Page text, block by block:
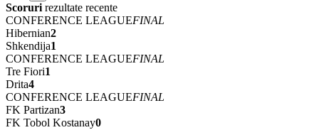
Scoruri rezultate recente
CONFERENCE LEAGUEFINAL
Hibernian2
Shkendija1
CONFERENCE LEAGUEFINAL
Tre Fiori1
Drita4
CONFERENCE LEAGUEFINAL
FK Partizan3
FK Tobol Kostanay0